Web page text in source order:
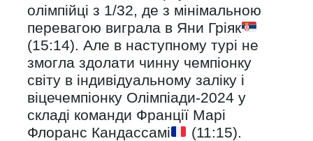
олімпійці з 1/32, де з мінімальною
перевагою виграла в Яни Гріяк
(15:14). Але в наступному турі не
змогла здолати чинну чемпіонку
світу в індивідуальному заліку і
віцечемпіонку Олімпіади-2024 у
складі команди Франції Марі
Флоранс Кандассамі
(11:15).